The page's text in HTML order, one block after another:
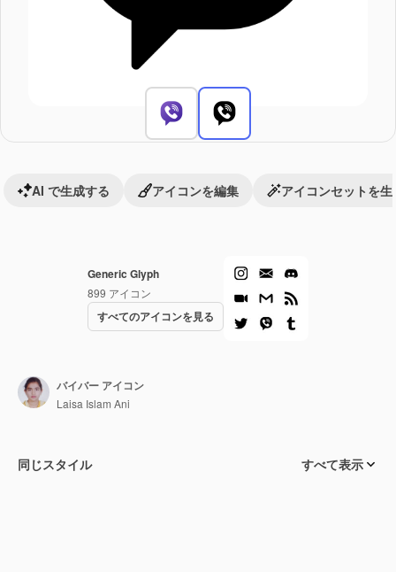
Generic Glyph
899 アイコン
すべてのアイコンを見る
AI で生成する アイコンを編集 アイコンセットを生
バイバー アイコン
Laisa Islam Ani
同じスタイル すべて表示